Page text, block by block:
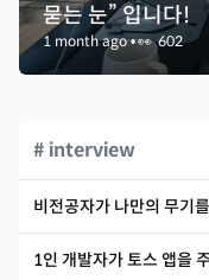
묻는 눈” 입니다!
1 month ago•👀602
# interview
비전공자가 나만의 무기
1인 개발자가 토스 앱을